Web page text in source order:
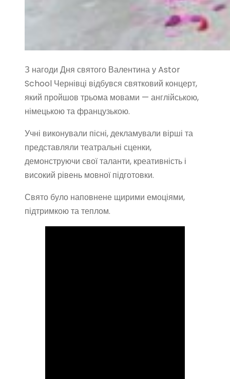
З нагоди Дня святого Валентина у Astor
School Чернівці відбувся святковий концерт,
який пройшов трьома мовами — англійською,
німецькою та французькою.
Учні виконували пісні, декламували вірші та
представляли театральні сценки,
демонструючи свої таланти, креативність і
високий рівень мовної підготовки.
Свято було наповнене щирими емоціями,
підтримкою та теплом.